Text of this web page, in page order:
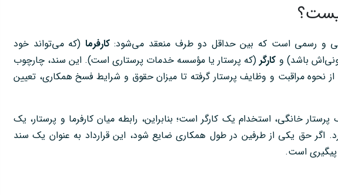
حقوقی و رسمی است که بین حداقل دو طرف منعقد می‌شود:کارفرما (که می‌تواند خود
باشد) و کارگر (که پرستار یا مؤسسه خدمات پرستاری است). این سند، چارچوب
نحوه مراقبت و وظایف پرستار گرفته تا میزان حقوق و شرایط فسخ همکاری، تعیین
خانگی، استخدام یک کارگر است؛ بنابراین، رابطه میان کارفرما و پرستار، یک
اگر حق یکی از طرفین در طول همکاری ضایع شود، این قرارداد به عنوان یک سند
پیگیری است.